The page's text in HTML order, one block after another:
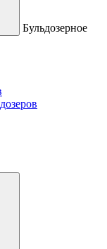
Бульдозерное